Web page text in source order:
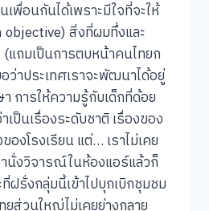
เพื่อนกันได้เพราะมีใจที่จะให้
สิ่งที่ผมทึ่งและ
แถมเป็นการตบหน้าคนไทยก
ว่าประเทศเราจะพัฒนาได้อยู่
การให้ความรู้กับเด็กที่ด้อย
เป็นเรื่องระดับชาติ เรื่องของ
องโรงเรียน แต่… เราไม่เคย
านั่งวิจารณ์ในห้องแอร์แล้วก็
รั่งกลุ่มนี้เข้าไปบุกเบิกชุมชม